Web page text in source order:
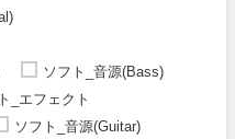
ソフト_音源(Bass)
_エフェクト
ソフト_音源(Guitar)